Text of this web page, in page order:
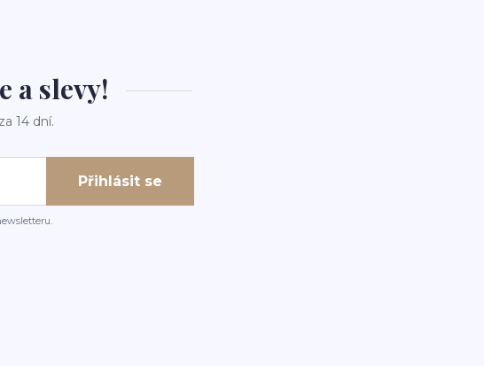
a slevy!
14 dní.
Přihlásit se